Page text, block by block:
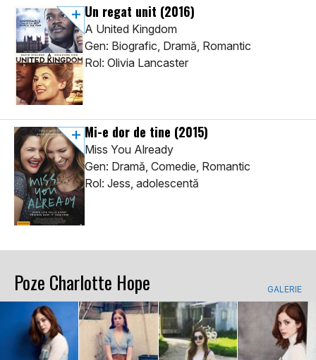
Un regat unit (2016)
A United Kingdom
Gen: Biografic, Dramă, Romantic
Rol: Olivia Lancaster
Mi-e dor de tine (2015)
Miss You Already
Gen: Dramă, Comedie, Romantic
Rol: Jess, adolescentă
Poze Charlotte Hope GALERIE